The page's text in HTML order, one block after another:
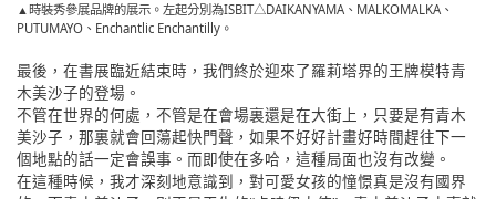
▲時裝秀參展品牌的展示。左起分別為ISBIT△DAIKANYAMA、MALKOMALKA、
PUTUMAYO、Enchantlic Enchantilly。
最後，在書展臨近結束時，我們終於迎來了羅莉塔界的王牌模特青
木美沙子的登場。
不管在世界的何處，不管是在會場裏還是在大街上，只要是有青木
美沙子，那裏就會回蕩起快門聲，如果不好好計畫好時間趕往下一
個地點的話一定會誤事。而即使在多哈，這種局面也沒有改變。
在這種時候，我才深刻地意識到，對可愛女孩的憧憬真是沒有國界